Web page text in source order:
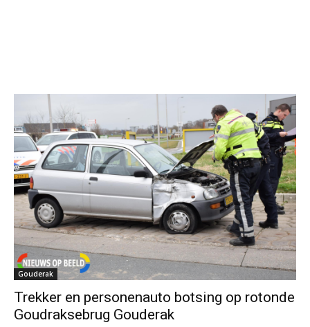
Gouderak
Trekker en personenauto botsing op rotonde
Goudraksebrug Gouderak